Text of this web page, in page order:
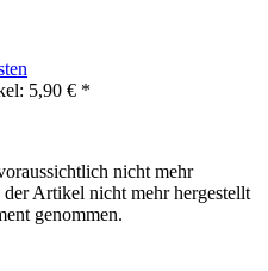
5,90 € *
nicht mehr
Artikel nicht mehr hergestellt
genommen.